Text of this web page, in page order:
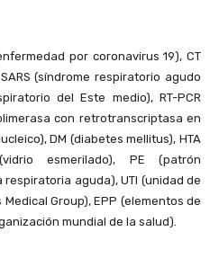
por coronavirus 19), CT
(síndrome respiratorio agudo
del Este medio), RT-PCR
con retrotranscriptasa en
DM (diabetes mellitus), HTA
esmerilado), PE (patrón
respiratoria aguda), UTI (unidad de
Group), EPP (elementos de
mundial de la salud).